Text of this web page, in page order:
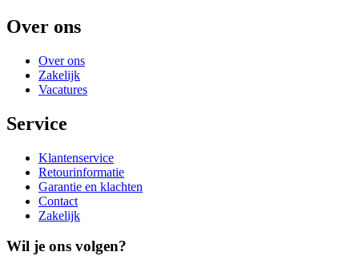
Over ons
Over ons
Zakelijk
Vacatures
Service
Klantenservice
Retourinformatie
Garantie en klachten
Contact
Zakelijk
Wil je ons volgen?